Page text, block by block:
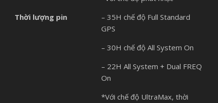
Thời lượng pin
– 35H chế độ Full Standard
GPS
– 30H chế độ All System On
– 22H All System + Dual FREQ
On
*Với chế độ UltraMax, thời